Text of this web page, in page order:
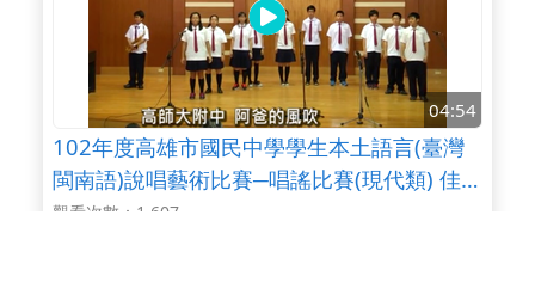
04:54
102年度高雄市國民中學學生本土語言(臺灣
閩南語)說唱藝術比賽─唱謠比賽(現代類) 佳
作-高師大附中
觀看次數：1,607